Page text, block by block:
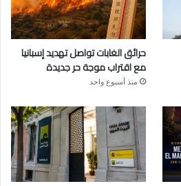
حرائق الغابات تواصل تهديد إسبانيا
مع اقتراب موجة حر جديدة
منذ أسبوع واحد